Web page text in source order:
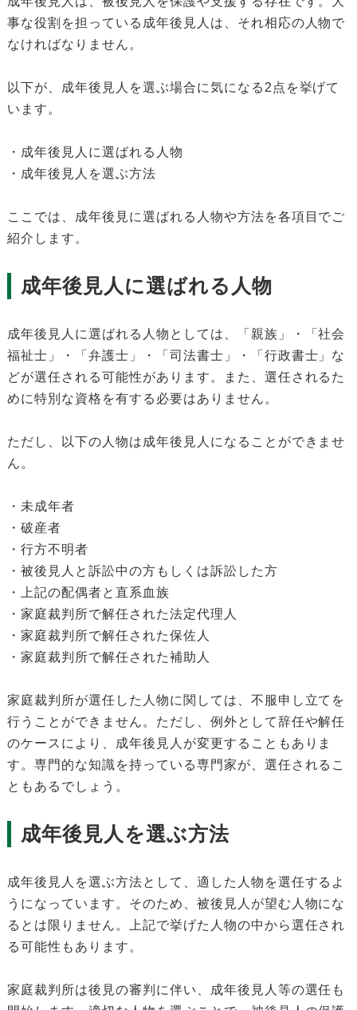
事な役割を担っている成年後見人は、それ相応の人物で
なければなりません。
以下が、成年後見人を選ぶ場合に気になる2点を挙げて
います。
・成年後見人に選ばれる人物
・成年後見人を選ぶ方法
ここでは、成年後見に選ばれる人物や方法を各項目でご
紹介します。
成年後見人に選ばれる人物
成年後見人に選ばれる人物としては、「親族」・「社会
福祉士」・「弁護士」・「司法書士」・「行政書士」な
どが選任される可能性があります。また、選任されるた
めに特別な資格を有する必要はありません。
ただし、以下の人物は成年後見人になることができませ
ん。
・未成年者
・破産者
・行方不明者
・被後見人と訴訟中の方もしくは訴訟した方
・上記の配偶者と直系血族
・家庭裁判所で解任された法定代理人
・家庭裁判所で解任された保佐人
・家庭裁判所で解任された補助人
家庭裁判所が選任した人物に関しては、不服申し立てを
行うことができません。ただし、例外として辞任や解任
のケースにより、成年後見人が変更することもありま
す。専門的な知識を持っている専門家が、選任されるこ
ともあるでしょう。
成年後見人を選ぶ方法
成年後見人を選ぶ方法として、適した人物を選任するよ
うになっています。そのため、被後見人が望む人物にな
るとは限りません。上記で挙げた人物の中から選任され
る可能性もあります。
家庭裁判所は後見の審判に伴い、成年後見人等の選任も